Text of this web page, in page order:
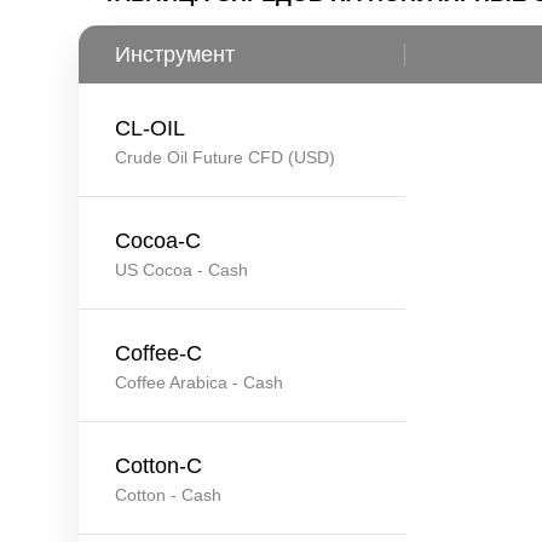
Инструмент
CL-OIL
Crude Oil Future CFD (USD)
Cocoa-C
US Cocoa - Cash
Coffee-C
Coffee Arabica - Cash
Cotton-C
Cotton - Cash